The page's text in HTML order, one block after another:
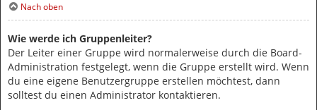
Nach oben
Wie werde ich Gruppenleiter?
Der Leiter einer Gruppe wird normalerweise durch die Board-
Administration festgelegt, wenn die Gruppe erstellt wird. Wenn
du eine eigene Benutzergruppe erstellen möchtest, dann
solltest du einen Administrator kontaktieren.